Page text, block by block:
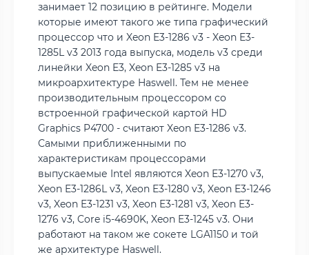
занимает 12 позицию в рейтинге. Модели
которые имеют такого же типа графический
процессор что и Xeon E3-1286 v3 - Xeon E3-
1285L v3 2013 года выпуска, модель v3 среди
линейки Xeon E3, Xeon E3-1285 v3 на
микроархитектуре Haswell. Тем не менее
производительным процессором со
встроенной графической картой HD
Graphics P4700 - считают Xeon E3-1286 v3.
Самыми приближенными по
характеристикам процессорами
выпускаемые Intel являются Xeon E3-1270 v3,
Xeon E3-1286L v3, Xeon E3-1280 v3, Xeon E3-1246
v3, Xeon E3-1231 v3, Xeon E3-1281 v3, Xeon E3-
1276 v3, Core i5-4690K, Xeon E3-1245 v3. Они
работают на таком же сокете LGA1150 и той
же архитектуре Haswell.